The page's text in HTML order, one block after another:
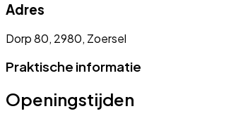
Adres
Dorp 80, 2980, Zoersel
Praktische informatie
Openingstijden